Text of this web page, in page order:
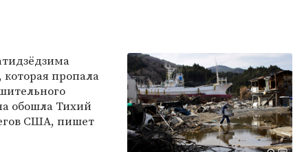
пропала
обошла Тихий
США, пишет